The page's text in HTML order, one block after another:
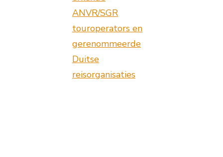
ANVR/SGR
touroperators en
gerenommeerde
Duitse
reisorganisaties